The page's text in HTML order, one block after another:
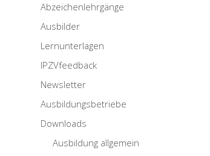
Abzeichenlehrgänge
Ausbilder
Lernunterlagen
IPZVfeedback
Newsletter
Ausbildungsbetriebe
Downloads
Ausbildung allgemein